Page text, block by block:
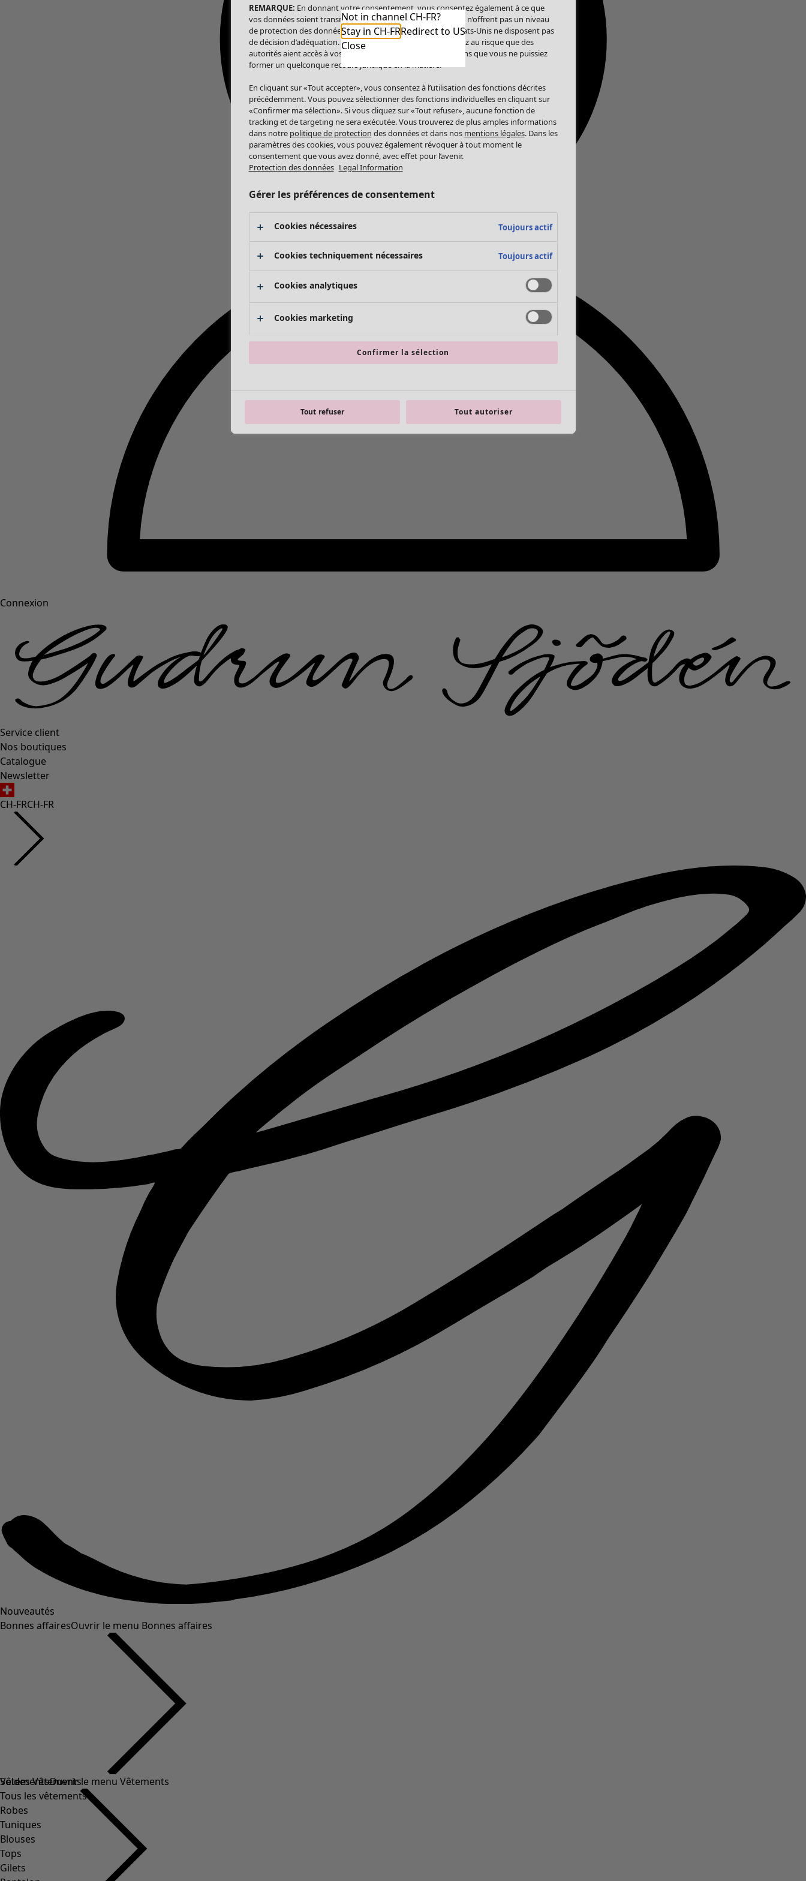
Connexion
Service client
Nos boutiques
Catalogue
Newsletter
CH-FRCH-FR
Nouveautés
Bonnes affairesOuvrir le menu Bonnes affaires
Soldes Vêtements
Tous les vêtements
Robes
Tuniques
Blouses
Tops
Gilets
VêtementsOuvrir le menu Vêtements
Not in channel CH-FR?
Stay in CH-FRRedirect to US
Close
REMARQUE: En donnant votre consentement, vous consentez également à ce que
vos données soient transmises aux États-Unis. Les États-Unis n’offrent pas un niveau
de protection des données comparable à celui de l’UE. Les États-Unis ne disposent pas
de décision d’adéquation. Par conséquent, vous vous exposez au risque que des
autorités aient accès à vos données à caractère personnel sans que vous ne puissiez
former un quelconque recours juridique en la matière.
En cliquant sur «Tout accepter», vous consentez à l’utilisation des fonctions décrites
précédemment. Vous pouvez sélectionner des fonctions individuelles en cliquant sur
«Confirmer ma sélection». Si vous cliquez sur «Tout refuser», aucune fonction de
tracking et de targeting ne sera exécutée. Vous trouverez de plus amples informations
dans notre politique de protection des données et dans nos mentions légales. Dans les
paramètres des cookies, vous pouvez également révoquer à tout moment le
consentement que vous avez donné, avec effet pour l’avenir.
Protection des données Legal Information
Gérer les préférences de consentement
Cookies nécessaires Toujours actif
Cookies techniquement nécessaires Toujours actif
Cookies analytiques
Cookies marketing
Confirmer la sélection
Tout refuser Tout autoriser